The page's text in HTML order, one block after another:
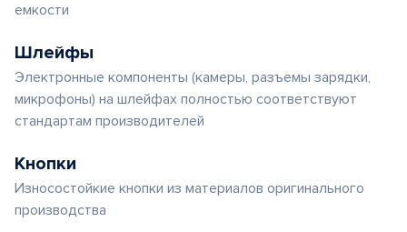
емкости
Шлейфы
Электронные компоненты (камеры, разъемы зарядки,
микрофоны) на шлейфах полностью соответствуют
стандартам производителей
Кнопки
Износостойкие кнопки из материалов оригинального
производства